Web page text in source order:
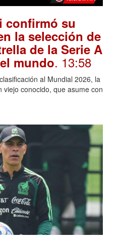
confirmó su
la selección de
de la Serie A
mundo. 13:58
al Mundial 2026, la
conocido, que asume con